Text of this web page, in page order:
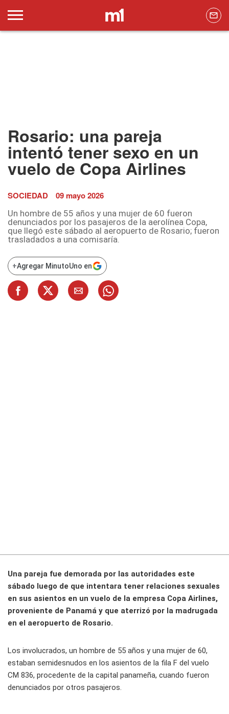
Rosario: una pareja
intentó tener sexo en un
vuelo de Copa Airlines
SOCIEDAD 09 mayo 2026
Un hombre de 55 años y una mujer de 60 fueron
denunciados por los pasajeros de la aerolínea Copa,
que llegó este sábado al aeropuerto de Rosario; fueron
trasladados a una comisaría.
+Agregar MinutoUno en
Una pareja fue demorada por las autoridades este
sábado luego de que intentara tener relaciones sexuales
en sus asientos en un vuelo de la empresa Copa Airlines,
proveniente de Panamá y que aterrizó por la madrugada
en el aeropuerto de Rosario.
Los involucrados, un hombre de 55 años y una mujer de 60,
estaban semidesnudos en los asientos de la fila F del vuelo
CM 836, procedente de la capital panameña, cuando fueron
denunciados por otros pasajeros.